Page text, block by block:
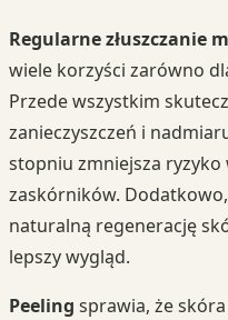
Regularne złuszczanie
wiele korzyści zarówno
Przede wszystkim
zanieczyszczeń i
stopniu zmniejsza
zaskórników.
naturalną regenerację
lepszy wygląd.
Peeling sprawia, że